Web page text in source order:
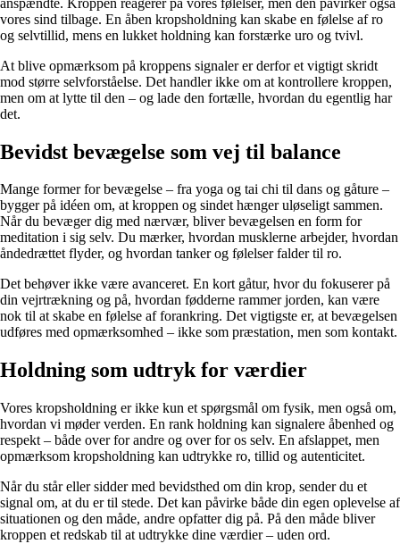
vores sind tilbage. En åben kropsholdning kan skabe en følelse af ro
og selvtillid, mens en lukket holdning kan forstærke uro og tvivl.
At blive opmærksom på kroppens signaler er derfor et vigtigt skridt
mod større selvforståelse. Det handler ikke om at kontrollere kroppen,
men om at lytte til den – og lade den fortælle, hvordan du egentlig har
det.
Bevidst bevægelse som vej til balance
Mange former for bevægelse – fra yoga og tai chi til dans og gåture –
bygger på idéen om, at kroppen og sindet hænger uløseligt sammen.
Når du bevæger dig med nærvær, bliver bevægelsen en form for
meditation i sig selv. Du mærker, hvordan musklerne arbejder, hvordan
åndedrættet flyder, og hvordan tanker og følelser falder til ro.
Det behøver ikke være avanceret. En kort gåtur, hvor du fokuserer på
din vejrtrækning og på, hvordan fødderne rammer jorden, kan være
nok til at skabe en følelse af forankring. Det vigtigste er, at bevægelsen
udføres med opmærksomhed – ikke som præstation, men som kontakt.
Holdning som udtryk for værdier
Vores kropsholdning er ikke kun et spørgsmål om fysik, men også om,
hvordan vi møder verden. En rank holdning kan signalere åbenhed og
respekt – både over for andre og over for os selv. En afslappet, men
opmærksom kropsholdning kan udtrykke ro, tillid og autenticitet.
Når du står eller sidder med bevidsthed om din krop, sender du et
signal om, at du er til stede. Det kan påvirke både din egen oplevelse af
situationen og den måde, andre opfatter dig på. På den måde bliver
kroppen et redskab til at udtrykke dine værdier – uden ord.